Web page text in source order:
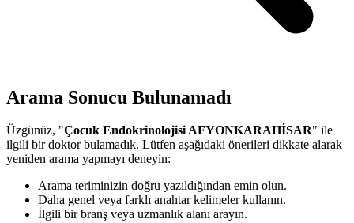
Arama Sonucu Bulunamadı
Üzgünüz, "Çocuk Endokrinolojisi AFYONKARAHİSAR" ile
ilgili bir doktor bulamadık. Lütfen aşağıdaki önerileri dikkate alarak
yeniden arama yapmayı deneyin:
Arama teriminizin doğru yazıldığından emin olun.
Daha genel veya farklı anahtar kelimeler kullanın.
İlgili bir branş veya uzmanlık alanı arayın.